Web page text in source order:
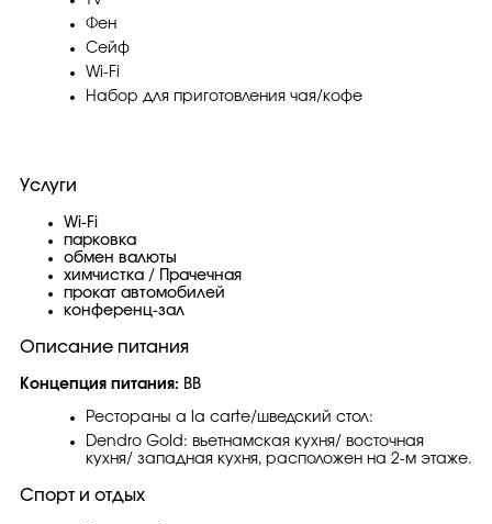
Фен
Сейф
Wi-Fi
Набор для приготовления чая/кофе
Услуги
Wi-Fi
парковка
обмен валюты
химчистка / Прачечная
прокат автомобилей
конференц-зал
Описание питания
Концепция питания: BB
Рестораны a la carte/шведский стол:
Dendro Gold: вьетнамская кухня/ восточная
кухня/ западная кухня, расположен на 2-м этаже.
Спорт и отдых